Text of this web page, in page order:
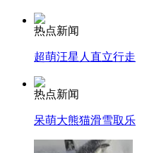
热点新闻
超萌汪星人直立行走
热点新闻
呆萌大熊猫滑雪取乐